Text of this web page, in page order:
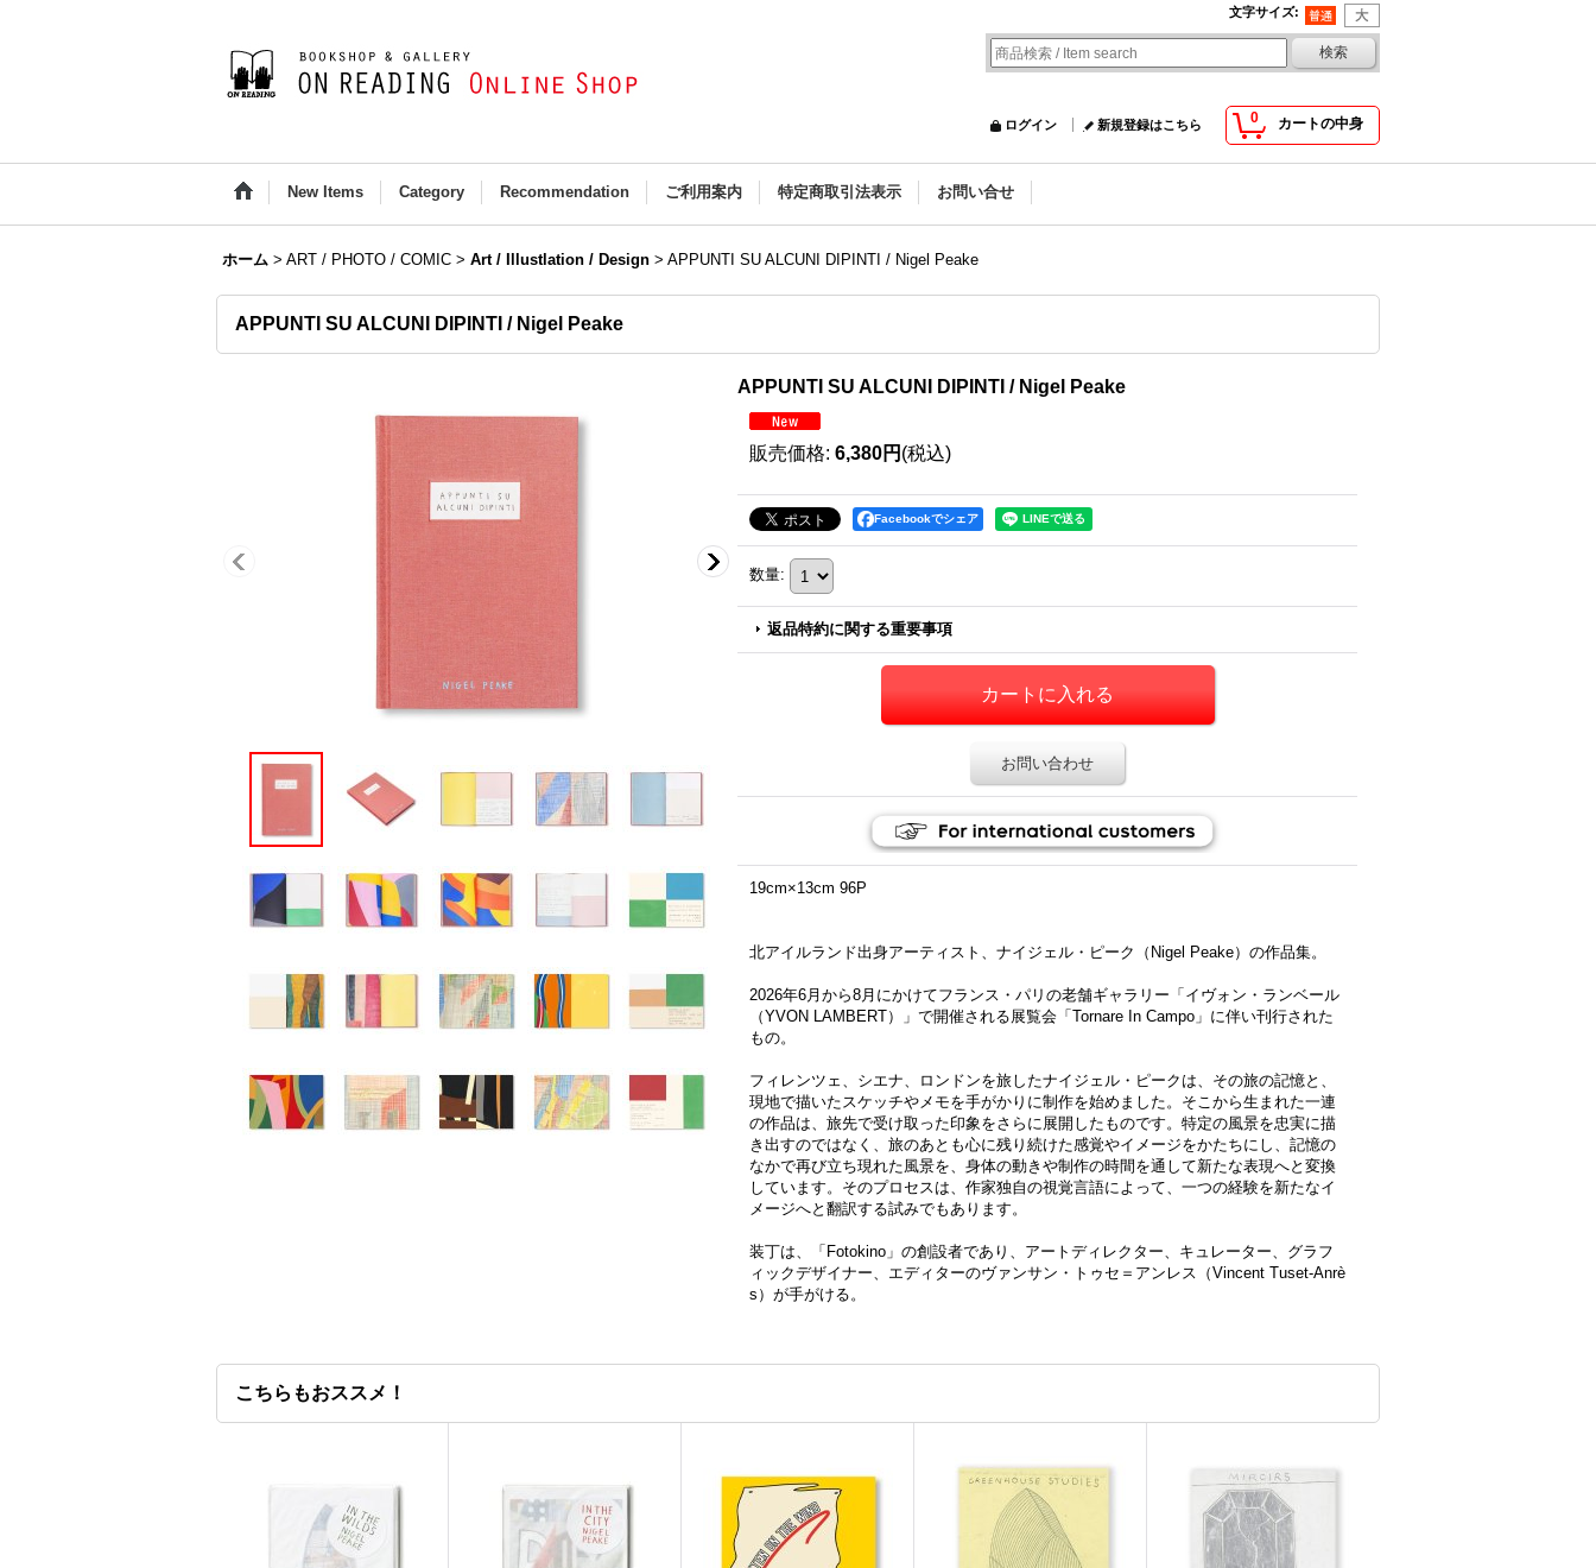
文字サイズ:
0 カートの中身
ログイン 新規登録はこちら
New Items Category Recommendation ご利用案内 特定商取引法表示 お問い合せ
ホーム > ART / PHOTO / COMIC > Art / Illustlation / Design > APPUNTI SU ALCUNI DIPINTI / Nigel Peake
APPUNTI SU ALCUNI DIPINTI / Nigel Peake
APPUNTI SU ALCUNI DIPINTI / Nigel Peake
販売価格: 6,380円 (税込)
Facebookでシェア
数量:
返品特約に関する重要事項
お問い合わせ
19cm×13cm 96P
北アイルランド出身アーティスト、ナイジェル・ピーク（Nigel Peake）の作品集。
2026年6月から8月にかけてフランス・パリの老舗ギャラリー「イヴォン・ランベール
（YVON LAMBERT）」で開催される展覧会「Tornare In Campo」に伴い刊行された
もの。
フィレンツェ、シエナ、ロンドンを旅したナイジェル・ピークは、その旅の記憶と、
現地で描いたスケッチやメモを手がかりに制作を始めました。そこから生まれた一連
の作品は、旅先で受け取った印象をさらに展開したものです。特定の風景を忠実に描
き出すのではなく、旅のあとも心に残り続けた感覚やイメージをかたちにし、記憶の
なかで再び立ち現れた風景を、身体の動きや制作の時間を通して新たな表現へと変換
しています。そのプロセスは、作家独自の視覚言語によって、一つの経験を新たなイ
メージへと翻訳する試みでもあります。
装丁は、「Fotokino」の創設者であり、アートディレクター、キュレーター、グラフ
ィックデザイナー、エディターのヴァンサン・トゥセ＝アンレス（Vincent Tuset-Anrè
s）が手がける。
こちらもおススメ！